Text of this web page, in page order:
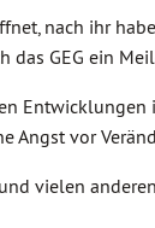
nach ihr
das GEG ein
Angst vor
vielen